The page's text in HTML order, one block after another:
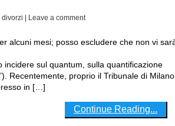
| Leave a comment
sul quantum, sulla quantificazione
Recentemente, proprio il Tribunale di Milano
in […]
Continue Reading...